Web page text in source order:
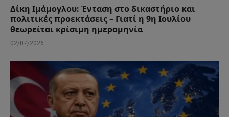
Δίκη Ιμάμογλου: Ένταση στο δικαστήριο και
πολιτικές προεκτάσεις – Γιατί η 9η Ιουλίου
θεωρείται κρίσιμη ημερομηνία
02/07/2026